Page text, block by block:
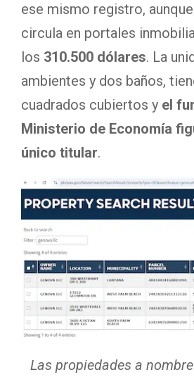
ese mismo registro,
circula en portales
los 310.500 dólares. La
ambientes y dos baños,
cuadrados cubiertos y el
Ministerio de Economía
único titular.
Las propiedades a